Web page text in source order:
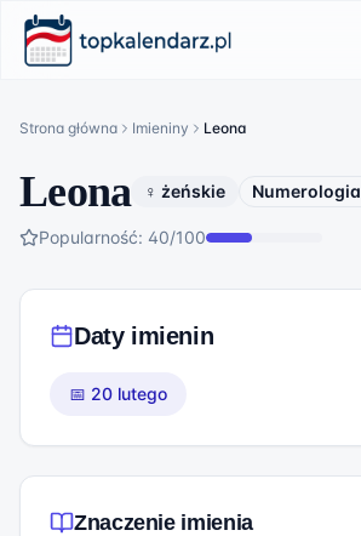
Strona główna Imieniny Leona
Leona ♀ żeńskie
Popularność: 40/100
Daty imienin
📅 20 lutego
Znaczenie imienia